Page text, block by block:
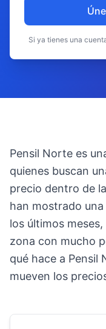
Si ya tienes una
Pensil Norte es
quienes buscan
precio dentro de
han mostrado
los últimos
zona con mucho
qué hace a Pensil
mueven los